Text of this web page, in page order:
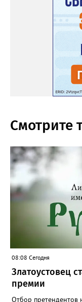
Смотрите
08:08 Сегодня
Златоустовец
премии
Отбор претендентов